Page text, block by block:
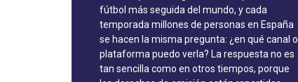
fútbol más seguida del mundo, y cada
temporada millones de personas en España
se hacen la misma pregunta: ¿en qué canal o
plataforma puedo verla? La respuesta no es
tan sencilla como en otros tiempos, porque